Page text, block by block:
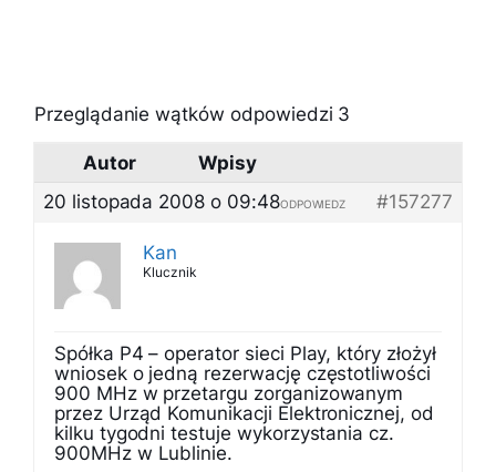
Przeglądanie wątków odpowiedzi 3
Autor
Wpisy
20 listopada 2008 o 09:48
#157277
ODPOWIEDZ
Kan
Klucznik
Spółka P4 – operator sieci Play, który złożył
wniosek o jedną rezerwację częstotliwości
900 MHz w przetargu zorganizowanym
przez Urząd Komunikacji Elektronicznej, od
kilku tygodni testuje wykorzystania cz.
900MHz w Lublinie.